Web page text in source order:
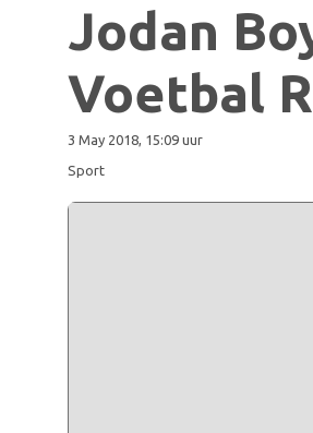
Jodan
Voetbal
3 May 2018, 15:09 uur
Sport